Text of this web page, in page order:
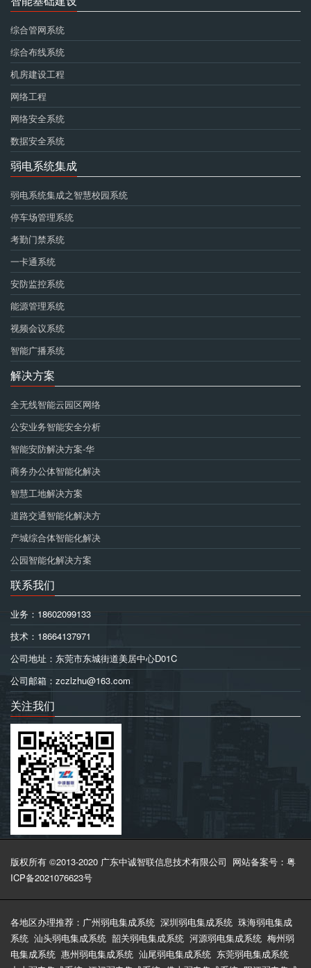
综合管网系统
综合布线系统
机房建设工程
网络工程
网络安全系统
数据安全系统
弱电系统集成
弱电系统集成之智慧校园系统
停车场管理系统
考勤门禁系统
一卡通系统
安防监控系统
能源管理系统
视频会议系统
智能广播系统
解决方案
全无线智能云园区网络
公安业务智能安全分析
智能安防解决方案-华
商务办公体智能化解决
智慧工地解决方案
道路交通智能化解决方
产城综合体智能化解决
公园智能化解决方案
联系我们
业务：18602099133
技术：18664137971
公司地址：东莞市东城街道美居中心D01C
公司邮箱：zczlzhu@163.com
关注我们
版权所有 ©2013-2020 广东中诚智联信息技术有限公司 网站备案号：粤
ICP备2021076623号
各地区办理推荐： 广州弱电集成系统 深圳弱电集成系统 珠海弱电集成
系统 汕头弱电集成系统 韶关弱电集成系统 河源弱电集成系统 梅州弱
电集成系统 惠州弱电集成系统 汕尾弱电集成系统 东莞弱电集成系统